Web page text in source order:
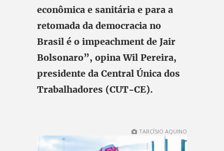
econômica e sanitária e para a
retomada da democracia no
Brasil é o impeachment de Jair
Bolsonaro”, opina Wil Pereira,
presidente da Central Única dos
Trabalhadores (CUT-CE).
TARCÍSIO AQUINO